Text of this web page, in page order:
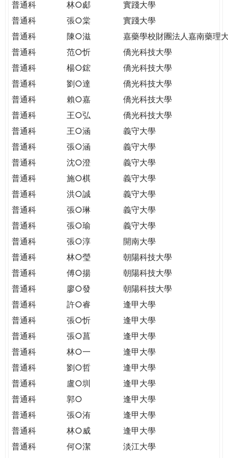
普通科
林○郕
實踐大學
普通科
張○棠
實踐大學
普通科
陳○滋
嘉藥學校財團法人嘉南藥理
普通科
范○忻
僑光科技大學
普通科
楊○鋐
僑光科技大學
普通科
劉○達
僑光科技大學
普通科
賴○嘉
僑光科技大學
普通科
王○弘
僑光科技大學
普通科
王○涵
義守大學
普通科
張○涵
義守大學
普通科
沈○澄
義守大學
普通科
施○棋
義守大學
普通科
洪○誠
義守大學
普通科
張○琳
義守大學
普通科
張○瑜
義守大學
普通科
張○淳
開南大學
普通科
林○瑩
朝陽科技大學
普通科
傅○揚
朝陽科技大學
普通科
廖○發
朝陽科技大學
普通科
許○睿
逢甲大學
普通科
張○忻
逢甲大學
普通科
張○菖
逢甲大學
普通科
林○一
逢甲大學
普通科
劉○哲
逢甲大學
普通科
盧○圳
逢甲大學
普通科
郭○
逢甲大學
普通科
張○洧
逢甲大學
普通科
林○威
逢甲大學
普通科
何○潔
淡江大學